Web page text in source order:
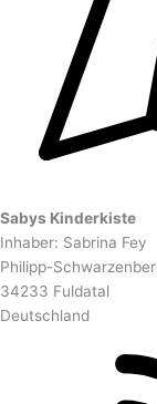
Sabys Kinderkiste
Inhaber: Sabrina Fey
Philipp-
34233 Fuldatal
Deutschland